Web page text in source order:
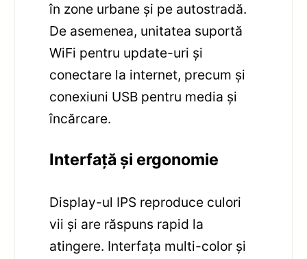
în zone urbane și pe autostradă.
De asemenea, unitatea suportă
WiFi pentru update-uri și
conectare la internet, precum și
conexiuni USB pentru media și
încărcare.
Interfață și ergonomie
Display-ul IPS reproduce culori
vii și are răspuns rapid la
atingere. Interfața multi-color și